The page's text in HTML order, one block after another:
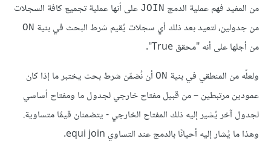
من المفيد فهم عملية الدمج JOIN على أنها عملية تجميع كافة السجلات
من جدولين، لتعيد بعد ذلك أي سجلات يُقيم شرط البحث في بنية ON
من أجلها على أنه "محقق True".
ولعلّه من المنطقي في بنية ON أن نُضمّن شرط بحث يختبر ما إذا كان
عمودين مرتبطين – من قبيل مفتاح خارجي لجدول ما ومفتاح أساسي
لجدول آخر يُشير إليه ذلك المفتاح الخارجي - يتضمنان قيمًا متساوية.
وهذا ما يُشار إليه أحيانًا بالدمج عند التساوي equi join.